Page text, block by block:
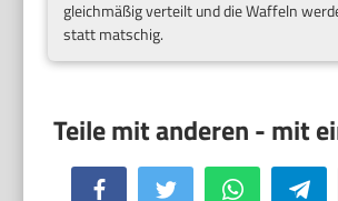
gleichmäßig verteilt und die Waffeln
statt matschig.
Facebook Twitter WhatsApp